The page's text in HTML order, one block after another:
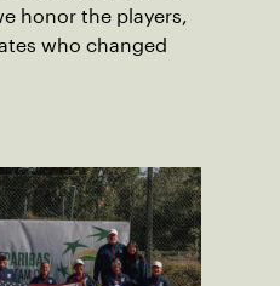
honor the players,
who changed